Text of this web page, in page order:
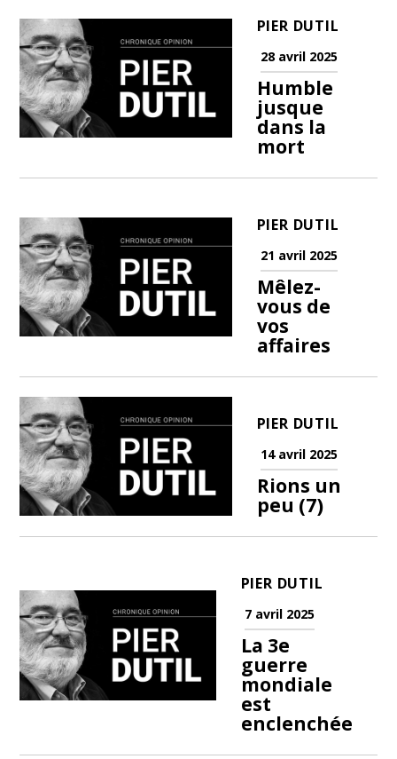
PIER DUTIL
28 avril 2025
Humble
jusque
dans la
mort
PIER DUTIL
21 avril 2025
Mêlez-
vous de
vos
affaires
PIER DUTIL
14 avril 2025
Rions un
peu (7)
PIER DUTIL
7 avril 2025
La 3e
guerre
mondiale
est
enclenchée